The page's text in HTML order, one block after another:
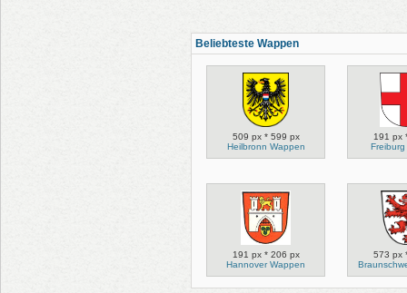
Beliebteste Wappen
509 px * 599 px
Heilbronn Wappen
191 px
191 px * 206 px
Hannover Wappen
573 px